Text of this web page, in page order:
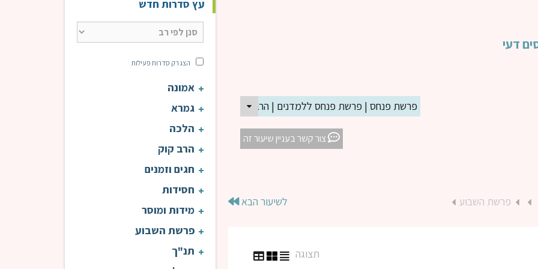
דעי
פרשת פנחס | פרשת פנחס ללמדנים | הרב ניסים דעי
צור קשר בעניין שיעור זה
לשיעור הבא פרשת השבוע
תצוגה
עץ סדרות חדש
הצג רק סדרות פעילות
אמונה
גמרא
הלכה
הרב קוק
חגים וזמנים
חסידות
מידות ומוסר
פרשת השבוע
תנ"ך